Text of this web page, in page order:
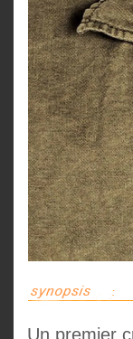
Un premier